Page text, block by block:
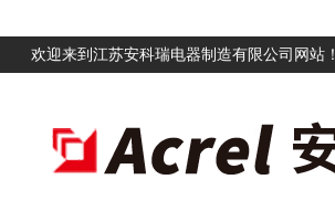
欢迎来到江苏安科瑞电器制造有限公司网站！